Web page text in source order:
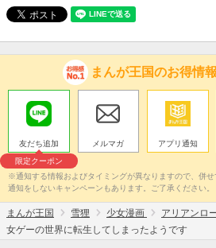
まんが王国のお得情
友だち追加
限定クーポン
メルマガ アプリ通知
※通知する情報およびタイミングが異なりますので、併
通知をしないキャンペーンもあります。ご了承ください。
まんが王国 雪狸 少女漫画 アリアンロ
女ゲーの世界に転生してしまったようです